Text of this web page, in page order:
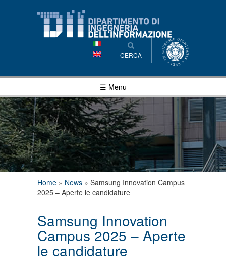
contenuto
principale
CERCA
☰ Menu
Tu sei qui
Home » News » Samsung Innovation Campus
2025 – Aperte le candidature
Samsung Innovation
Campus 2025 – Aperte
le candidature